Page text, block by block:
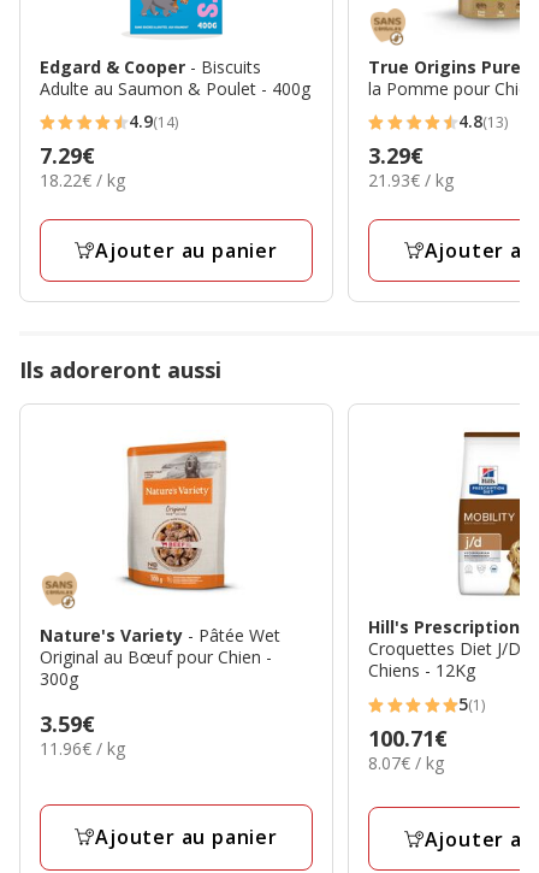
Edgard & Cooper - Biscuits
Adulte au Saumon & Poulet - 400g
4.9
étoiles
avec
14
4.9(14)
Prix
7.29€
7.29€
18.22€
Kg
18.22€ / kg
Ajouter au panier
True Origins Pure
la Pomme pour
4.8
étoiles
avec
13
4.8(13)
Prix
3.29€
3.29€
21.93€
Kg
21.93€ / kg
Ajouter
Ils adoreront aussi
Nature's Variety - Pâtée Wet
Original au Bœuf pour Chien -
300g
Prix
3.59€
3.59€
11.96€
11.96€ / kg
Ajouter au panier
Hill's Prescription
Croquettes Diet J/D
Chiens - 12Kg
5
étoiles
avec
1
5(1)
Prix
100.71€
100.71€
8.07€
Kg
8.07€ / kg
Ajouter